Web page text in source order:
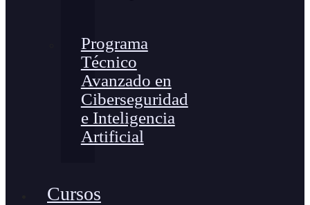
Programa
Técnico
Avanzado en
Ciberseguridad
e Inteligencia
Artificial
Cursos